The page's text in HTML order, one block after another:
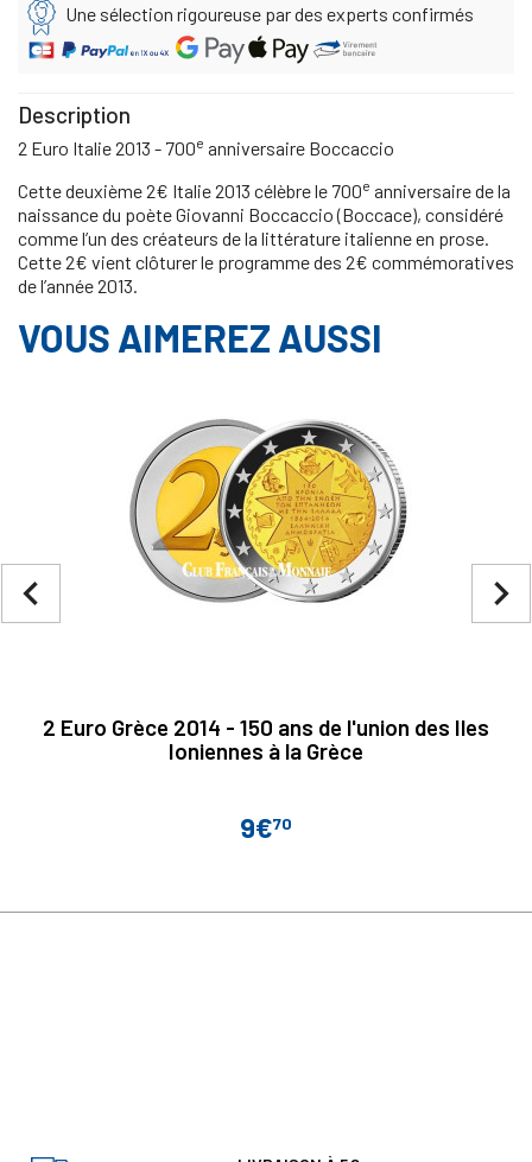
Une sélection rigoureuse par des experts confirmés
Description
2 Euro Italie 2013 - 700e anniversaire Boccaccio
Cette deuxième 2€ Italie 2013 célèbre le 700e anniversaire de la
naissance du poète Giovanni Boccaccio (Boccace), considéré
comme l’un des créateurs de la littérature italienne en prose.
Cette 2€ vient clôturer le programme des 2€ commémoratives
de l’année 2013.
VOUS AIMEREZ AUSSI
2 Euro Grèce 2014 - 150 ans de l'union des Iles
Ioniennes à la Grèce
Prix
9€70
navigate_next
navigate_before